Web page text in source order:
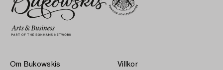
Om Bukowskis Villkor